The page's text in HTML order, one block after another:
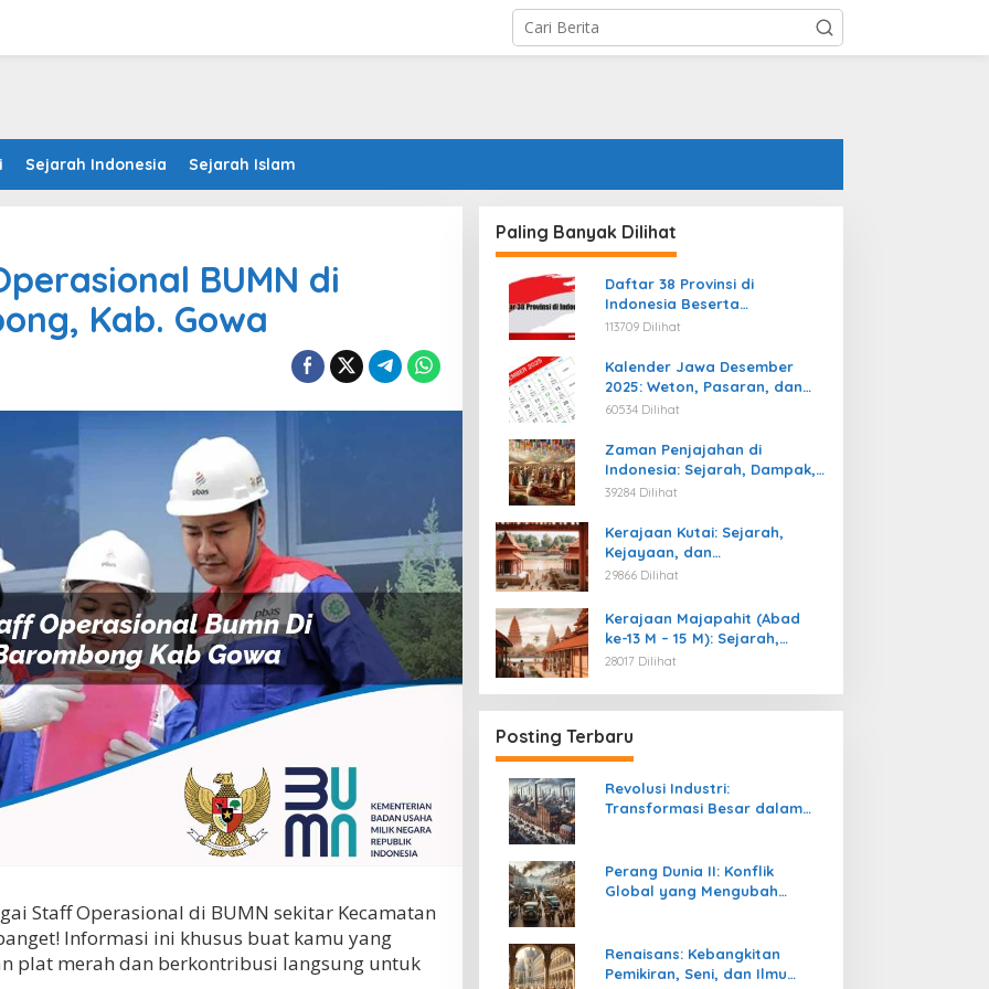
Sejarah Indonesia Sejarah Islam
BUMN di
Kab. Gowa
Staff Operasional di BUMN sekitar Kecamatan
Informasi ini khusus buat kamu yang
plat merah dan berkontribusi langsung untuk
Paling Banyak Dilihat
Daftar 38 Provinsi di
Indonesia Beserta
Ibukotanya Terbaru
113709 Dilihat
Kalender Jawa Desember
2025: Weton, Pasaran, dan
Hari Baik
60534 Dilihat
Zaman Penjajahan di
Indonesia: Sejarah, Dampak,
dan Perjuangan Menuju
39284 Dilihat
Kerajaan Kutai: Sejarah,
Kejayaan, dan
Peninggalannya (Abad ke-4
29866 Dilihat
Kerajaan Majapahit (Abad
ke-13 M – 15 M): Sejarah,
Kejayaan, dan
28017 Dilihat
Posting Terbaru
Revolusi Industri:
Transformasi Besar dalam
Perang Dunia II: Konflik
Global yang Mengubah
Renaisans: Kebangkitan
Pemikiran, Seni, dan Ilmu